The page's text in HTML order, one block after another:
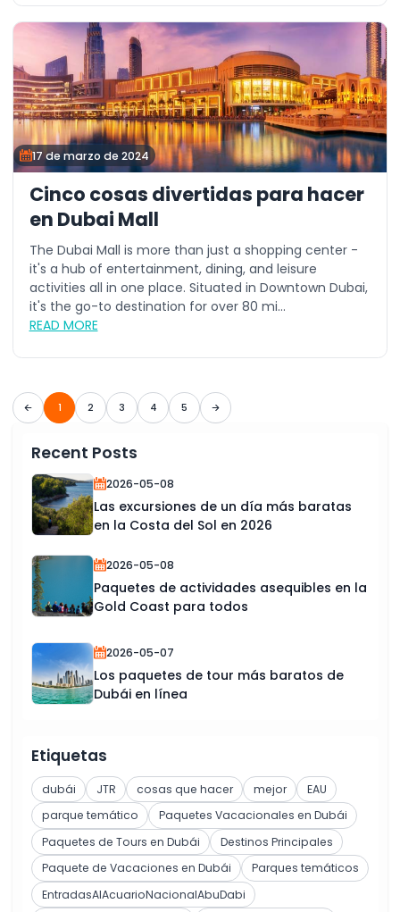
17 de marzo de 2024
Cinco cosas divertidas para hacer
en Dubai Mall
The Dubai Mall is more than just a shopping center -
it's a hub of entertainment, dining, and leisure
activities all in one place. Situated in Downtown Dubai,
it's the go-to destination for over 80 mi...
READ MORE
1 2 3 4 5
Recent Posts
2026-05-08
Las excursiones de un día más baratas
en la Costa del Sol en 2026
2026-05-08
Paquetes de actividades asequibles en la
Gold Coast para todos
2026-05-07
Los paquetes de tour más baratos de
Dubái en línea
Etiquetas
dubái JTR cosas que hacer mejor
EAU
parque temático
Paquetes Vacacionales en Dubái
Paquetes de Tours en Dubái
Destinos Principales
Paquete de Vacaciones en Dubái
Parques temáticos
EntradasAlAcuarioNacionalAbuDabi